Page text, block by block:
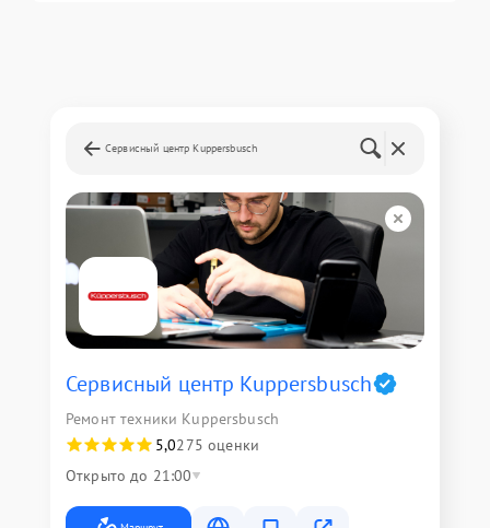
Сервисный центр Kuppersbusch
Сервисный центр Kuppersbusch
Ремонт техники Kuppersbusch
5,0275 оценки
Открыто до 21:00